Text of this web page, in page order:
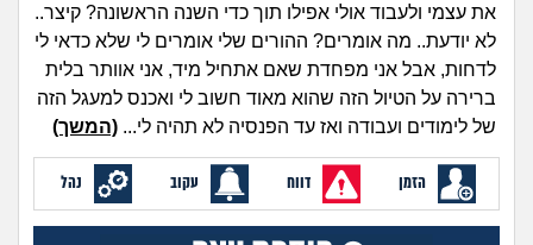
עבודה וקריירה
חברים ואנשים
בית, שכנים ושותפים
מה שעובר עליי
את עצמי ולעבוד אולי אפילו תוך כדי השנה הראשונה? קיצר..
לא יודעת.. מה אומרים? ההורים שלי אומרים לי שלא כדאי לי
לדחות, אבל אני מפחדת שאם אתחיל מיד, אני אוותר בלית
ברירה על הטיול הזה שהוא מאוד חשוב לי ואכנס למעגל הזה
של לימודים ועבודה ואז עד הפנסיה לא תהיה לי... (המשך)
הזמן דווח עקוב נהל